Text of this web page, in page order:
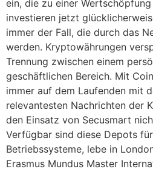
ein, die zu einer
investieren jetzt
immer der Fall, die durch das
werden. Kryptowährungen
Trennung zwischen einem
geschäftlichen Bereich. Mit
immer auf dem Laufenden mit
relevantesten Nachrichten der
den Einsatz von Secusmart
Verfügbar sind diese Depots
Betriebssysteme, lebe in
Erasmus Mundus Master